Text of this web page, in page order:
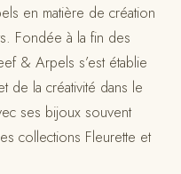
en matière de création
Fondée à la fin des
& Arpels s’est établie
de la créativité dans le
ses bijoux souvent
collections Fleurette et